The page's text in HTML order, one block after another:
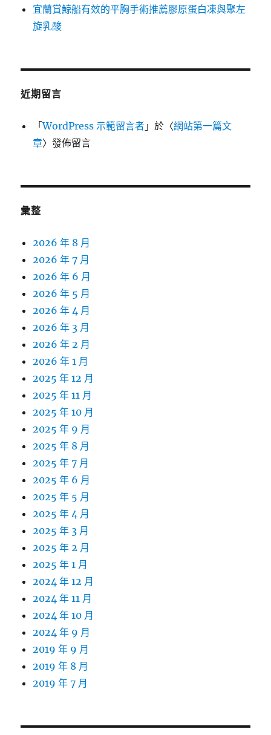
宜蘭賞鯨船有效的平胸手術推薦膠原蛋白凍與聚左
旋乳酸
近期留言
「WordPress 示範留言者 」於〈網站第一篇文
章〉發佈留言
彙整
2026 年 8 月
2026 年 7 月
2026 年 6 月
2026 年 5 月
2026 年 4 月
2026 年 3 月
2026 年 2 月
2026 年 1 月
2025 年 12 月
2025 年 11 月
2025 年 10 月
2025 年 9 月
2025 年 8 月
2025 年 7 月
2025 年 6 月
2025 年 5 月
2025 年 4 月
2025 年 3 月
2025 年 2 月
2025 年 1 月
2024 年 12 月
2024 年 11 月
2024 年 10 月
2024 年 9 月
2019 年 9 月
2019 年 8 月
2019 年 7 月